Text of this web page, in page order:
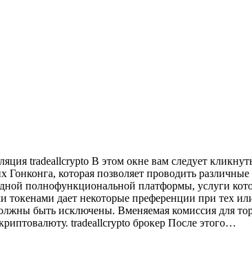
tradeallcrypto В этом окне вам следует
которая позволяет проводить
полнофункциональной платформы, услуги
дает некоторые преференции при тех
быть исключены. Вменяемая комиссия для
tradeallcrypto брокер После этого…